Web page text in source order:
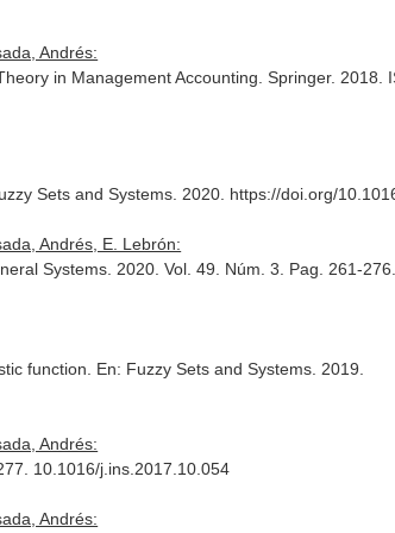
Andrés:
in Management Accounting . Springer. 2018.
Sets and Systems . 2020. https://doi.org/
Andrés, E. Lebrón:
Systems . 2020. Vol. 49. Núm. 3. Pag. 261-276.
function. En: Fuzzy Sets and Systems . 2019.
Andrés:
10.1016/j.ins.2017.10.054
Andrés: